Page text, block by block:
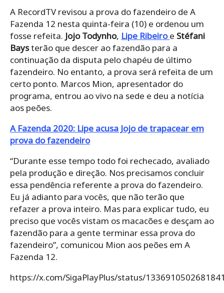
A RecordTV revisou a prova do fazendeiro de A
Fazenda 12 nesta quinta-feira (10) e ordenou um
fosse refeita. Jojo Todynho, Lipe Ribeiro e Stéfani
Baysterão que descer ao fazendão para a
continuação da disputa pelo chapéu de último
fazendeiro. No entanto, a prova será refeita de um
certo ponto. Marcos Mion, apresentador do
programa, entrou ao vivo na sede e deu a notícia
aos peões.
A Fazenda 2020: Lipe acusa Jojo de trapacear em
prova do fazendeiro
“Durante esse tempo todo foi rechecado, avaliado
pela produção e direção. Nos precisamos concluir
essa pendência referente a prova do fazendeiro.
Eu já adianto para vocês, que não terão que
refazer a prova inteiro. Mas para explicar tudo, eu
preciso que vocês vistam os macacões e desçam ao
fazendão para a gente terminar essa prova do
fazendeiro”, comunicou Mion aos peões em A
Fazenda 12.
https://x.com/SigaPlayPlus/status/